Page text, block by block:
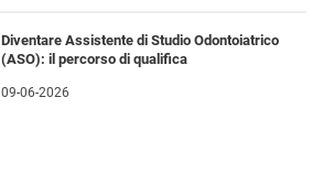
Diventare Assistente di Studio Odontoiatrico
(ASO): il percorso di qualifica
09-06-2026